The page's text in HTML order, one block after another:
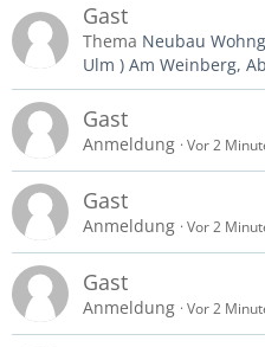
Gast
Thema Neubau
Ulm ) Am Weinberg,
Gast
Anmeldung Vor 2
Gast
Anmeldung Vor 2
Gast
Anmeldung Vor 2